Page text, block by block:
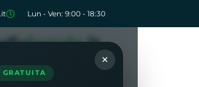
Lun - Ven: 9:00 - 18:30
×
GRATUITA